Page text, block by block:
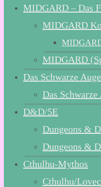
springenMIDGARD – Das
MIDGARD
MIDGARD
Das Schwarze Auge
Das Schwarze
D&D/5E
Dungeons &
Dungeons &
Cthulhu-Mythos
Cthulhu/